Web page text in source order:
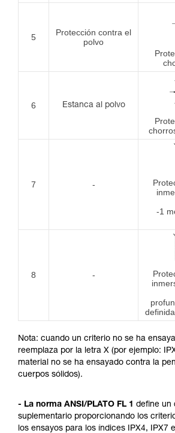
5
Protección contra el
polvo
6 Estanca al polvo
7 -
-1
8 -
Nota: cuando un criterio no se ha
reemplaza por la letra X (por ejemplo:
material no se ha ensayado contra la
cuerpos sólidos).
- La norma ANSI/PLATO FL 1 define un
suplementario proporcionando los
los ensayos para los índices IPX4, IPX7